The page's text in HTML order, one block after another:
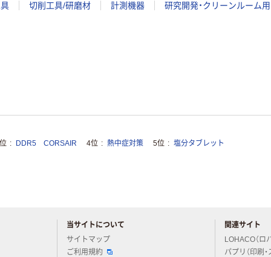
切削工具/研磨材 計測機器 研究開発・クリーンルーム
DDR5 CORSAIR 4位 熱中症対策 5位 塩分タブレット
当サイトについて
サイトマップ
ご利用規約
関連サイト
LOHACO（ロ
パプリ（印刷